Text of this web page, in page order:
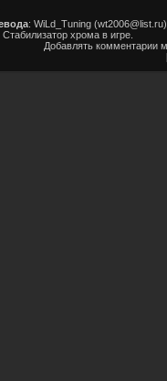
: WiLd_Tuning (wt2006@list.ru)
Стабилизатор хрома в игре.
Добавлять комментарии